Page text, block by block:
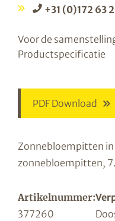
+31 (0)172 63
Voor de
Productspecificatie
PDF Download
Zonnebloempitten
zonnebloempitten,
Artikelnummer:
377260